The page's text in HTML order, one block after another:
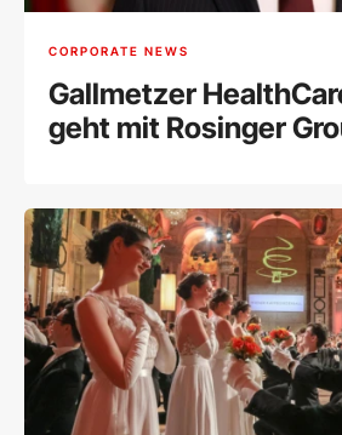
CORPORATE NEWS
Gallmetzer
geht mit Rosinger